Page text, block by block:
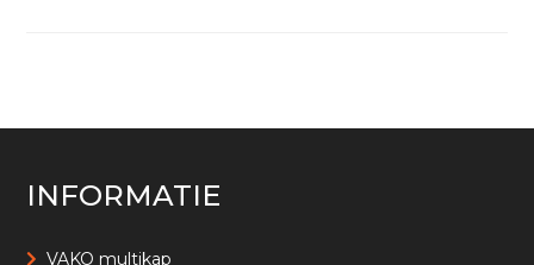
INFORMATIE
VAKO multikap